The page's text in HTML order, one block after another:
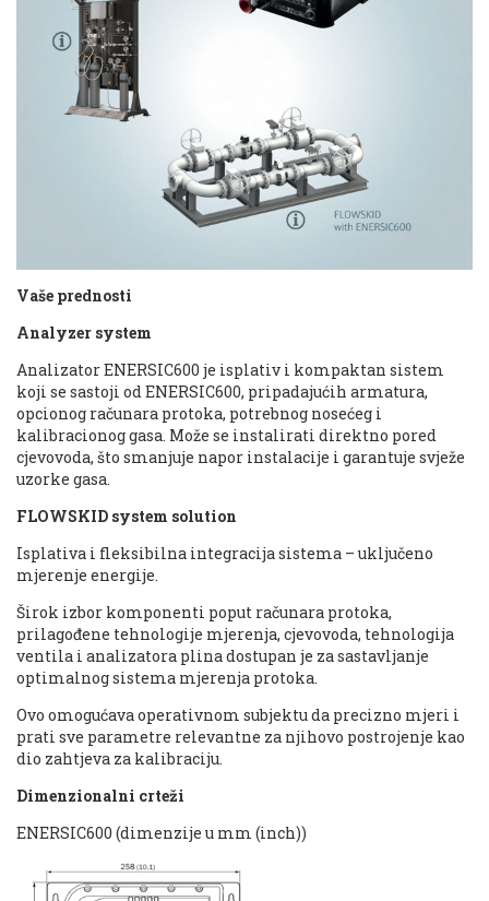
Vaše prednosti
Analyzer system
Analizator ENERSIC600 je isplativ i kompaktan sistem
koji se sastoji od ENERSIC600, pripadajućih armatura,
opcionog računara protoka, potrebnog nosećeg i
kalibracionog gasa. Može se instalirati direktno pored
cjevovoda, što smanjuje napor instalacije i garantuje svježe
uzorke gasa.
FLOWSKID system solution
Isplativa i fleksibilna integracija sistema – uključeno
mjerenje energije.
Širok izbor komponenti poput računara protoka,
prilagođene tehnologije mjerenja, cjevovoda, tehnologija
ventila i analizatora plina dostupan je za sastavljanje
optimalnog sistema mjerenja protoka.
Ovo omogućava operativnom subjektu da precizno mjeri i
prati sve parametre relevantne za njihovo postrojenje kao
dio zahtjeva za kalibraciju.
Dimenzionalni crteži
ENERSIC600 (dimenzije u mm (inch))